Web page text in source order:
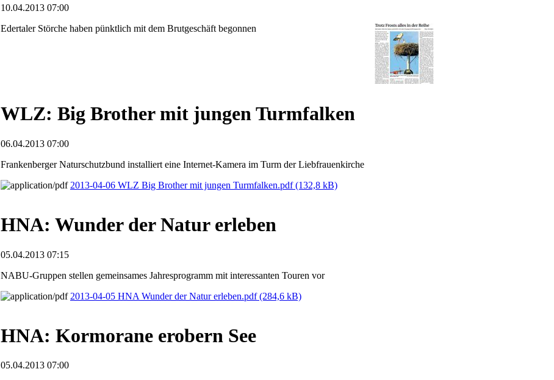
10.04.2013 07:00
Edertaler Störche haben pünktlich mit dem Brutgeschäft begonnen
WLZ: Big Brother mit jungen Turmfalken
06.04.2013 07:00
Frankenberger Naturschutzbund installiert eine Internet-Kamera im Turm der Liebfrauenkirche
2013-04-06 WLZ Big Brother mit jungen Turmfalken.pdf(132,8 kB)
HNA: Wunder der Natur erleben
05.04.2013 07:15
NABU-Gruppen stellen gemeinsames Jahresprogramm mit interessanten Touren vor
2013-04-05 HNA Wunder der Natur erleben.pdf(284,6 kB)
HNA: Kormorane erobern See
05.04.2013 07:00